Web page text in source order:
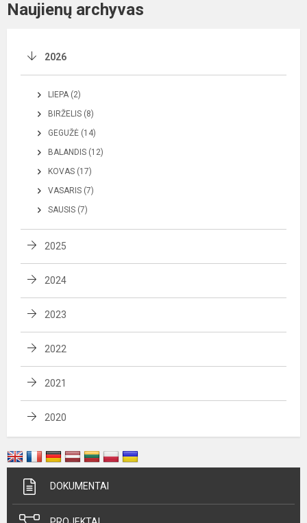
Naujienų archyvas
2026
LIEPA (2)
BIRŽELIS (8)
GEGUŽĖ (14)
BALANDIS (12)
KOVAS (17)
VASARIS (7)
SAUSIS (7)
2025
2024
2023
2022
2021
2020
DOKUMENTAI